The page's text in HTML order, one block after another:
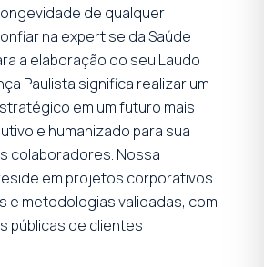
de qualquer
na expertise da Saúde
a elaboração do seu Laudo
Paulista significa realizar um
em um futuro mais
e humanizado para sua
colaboradores. Nossa
em projetos corporativos
e metodologias validadas, com
públicas de clientes